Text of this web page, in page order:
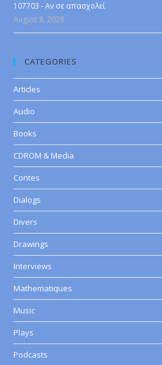
107703 - Αν σε απασχολεί
August 8, 2026
CATEGORIES
Articles
Audio
Books
CDROM & Media
Contes
Dialogs
Divers
Drawings
Interviews
Mathematiques
Music
Plays
Podcasts